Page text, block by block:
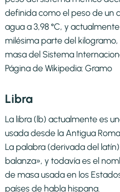
definida como el peso de un
agua a 3,98 °C, y
milésima parte del
masa del Sistema
Página de Wikipedia: Gramo
Libra
La libra (lb) actualmente es
usada desde la Antigua
La palabra (derivada del
balanza», y todavía es el
de masa usada en los
países de habla hispana.